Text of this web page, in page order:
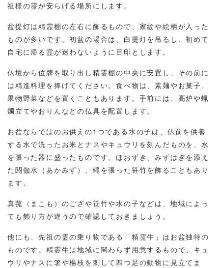
祖様の霊が安らげる場所にします。
盆提灯は精霊棚の左右に飾るもので、家紋や絵柄が入った
ものが多いです。初盆の場合は、白提灯を吊るし、初めて
自宅に帰る霊が迷わないように目印とします。
仏壇から位牌を取り出し精霊棚の中央に安置し、その前に
は精進料理を捧げてください。食べ物は、素麺やお菓子、
果物野菜などを置くこともあります。手前には、高炉や蝋
燭立てやおりんなどの仏具を配置します。
お盆ならではのお供えの1つである水の子は、仏前を供養
する水で洗ったお米とナスやキュウリを刻んだものを、水
を張った器に盛ったものです。ほおずき、みずはぎを添え
た閼伽水（あかみず）、縄を張った笹竹を飾ることもあり
ます。
真菰（まこも）のござや笹竹や水の子などは、地域によっ
ても飾り方が違うので確認しておきましょう。
他にも、先祖の霊の乗り物である「精霊牛」はお盆独特の
ものです。精霊牛は地域に関わらず用意するもので、キュ
ウリやナスに箸や楊枝を刺して四つ足の動物に見立てま